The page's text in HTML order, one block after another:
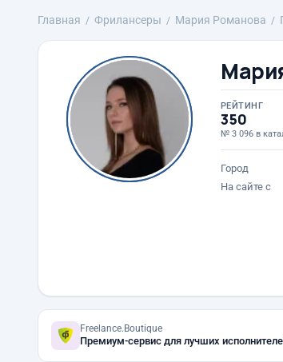
Главная Фрилансеры Мария Романова
РЕЙТИНГ
350
№ 3 096 в
Город
На сайте с
Freelance.Boutique
Премиум-сервис для лучших